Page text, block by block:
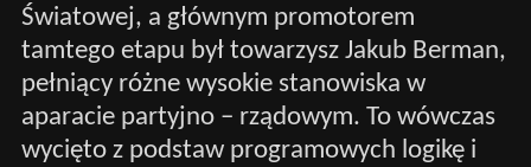
Światowej, a głównym promotorem
tamtego etapu był towarzysz Jakub Berman,
pełniący różne wysokie stanowiska w
aparacie partyjno – rządowym. To wówczas
wycięto z podstaw programowych logikę i